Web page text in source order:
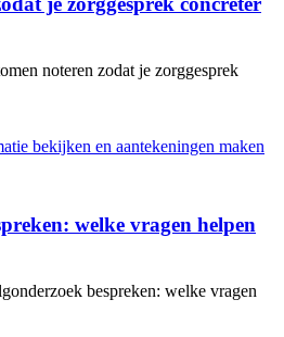
noteren zodat je zorggesprek
welke vragen helpen
bespreken: welke vragen